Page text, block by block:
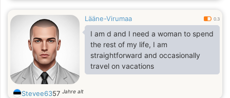
Lääne-Virumaa 0.3
I am d and I need a woman to spend
the rest of my life, I am
straightforward and occasionally
travel on vacations
Stevee6357 Jahre alt